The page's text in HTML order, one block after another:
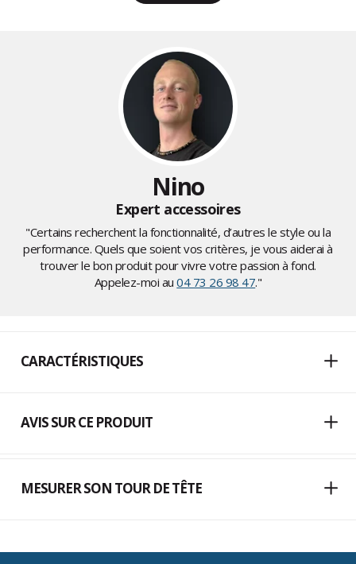
Nino
Expert accessoires
"Certains recherchent la fonctionnalité, d’autres le style ou la
performance. Quels que soient vos critères, je vous aiderai à
trouver le bon produit pour vivre votre passion à fond.
Appelez-moi au04 73 26 98 47."
CARACTÉRISTIQUES
AVIS SUR CE PRODUIT
MESURER SON TOUR DE TÊTE